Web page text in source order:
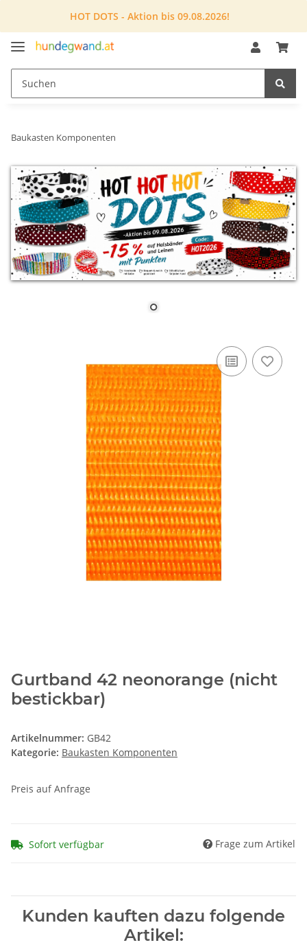
HOT DOTS - Aktion bis 09.08.2026!
Baukasten Komponenten
Gurtband 42 neonorange (nicht
bestickbar)
Artikelnummer: GB42
Kategorie: Baukasten Komponenten
Preis auf Anfrage
Sofort verfügbar Frage zum Artikel
Kunden kauften dazu folgende
Artikel: